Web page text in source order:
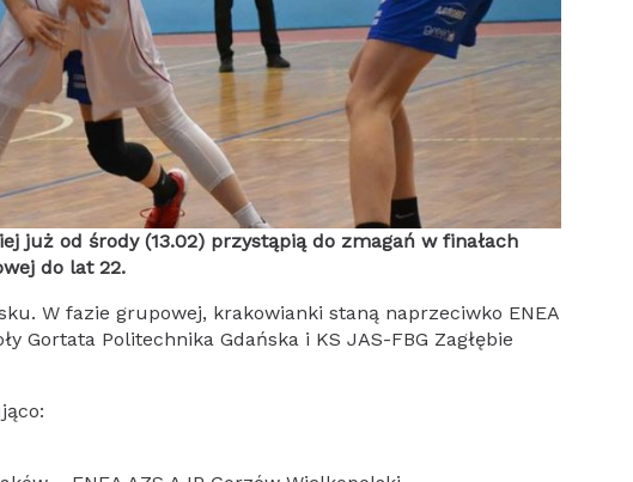
już od środy (13.02) przystąpią do zmagań w finałach
do lat 22.
W fazie grupowej, krakowianki staną naprzeciwko ENEA
Gortata Politechnika Gdańska i KS JAS-FBG Zagłębie